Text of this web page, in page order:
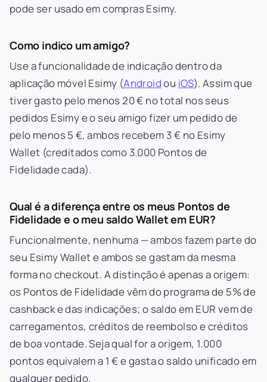
pode ser usado em compras Esimy.
Como indico um amigo?
Use a funcionalidade de indicação dentro da
aplicação móvel Esimy (Androidou iOS). Assim que
tiver gasto pelo menos 20 € no total nos seus
pedidos Esimy e o seu amigo fizer um pedido de
pelo menos 5 €, ambos recebem 3 € no Esimy
Wallet (creditados como 3.000 Pontos de
Fidelidade cada).
Qual é a diferença entre os meus Pontos de
Fidelidade e o meu saldo Wallet em EUR?
Funcionalmente, nenhuma — ambos fazem parte do
seu Esimy Wallet e ambos se gastam da mesma
forma no checkout. A distinção é apenas a origem:
os Pontos de Fidelidade vêm do programa de 5% de
cashback e das indicações; o saldo em EUR vem de
carregamentos, créditos de reembolso e créditos
de boa vontade. Seja qual for a origem, 1.000
pontos equivalem a 1 € e gasta o saldo unificado em
qualquer pedido.